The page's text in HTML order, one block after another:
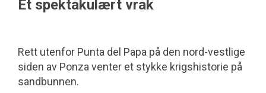
Et spektakulært vrak
Rett utenfor Punta del Papa på den nord-vestlige
siden av Ponza venter et stykke krigshistorie på
sandbunnen.